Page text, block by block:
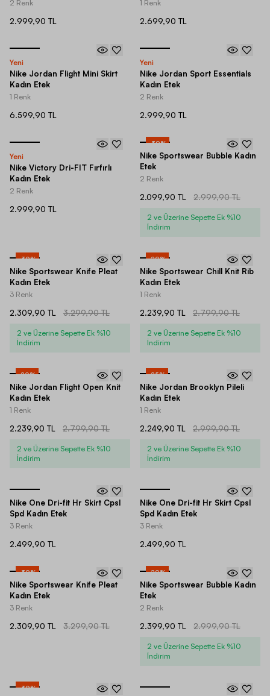
2 Renk
2.999,90 TL
1 Renk
2.699,90 TL
Yeni
Nike Jordan Flight Mini Skirt
Kadın Etek
1 Renk
6.599,90 TL
Yeni
Nike Jordan Sport Essentials
Kadın Etek
2 Renk
2.999,90 TL
Yeni
Nike Victory Dri-FIT Fırfırlı
Kadın Etek
2 Renk
2.999,90 TL
-30%
Nike Sportswear Bubble Kadın
Etek
2 Renk
2.099,90 TL 2.999,90 TL
2 ve Üzerine Sepette Ek %10
İndirim
-30%
Nike Sportswear Knife Pleat
Kadın Etek
3 Renk
2.309,90 TL 3.299,90 TL
2 ve Üzerine Sepette Ek %10
İndirim
-20%
Nike Sportswear Chill Knit Rib
Kadın Etek
1 Renk
2.239,90 TL 2.799,90 TL
2 ve Üzerine Sepette Ek %10
İndirim
-20%
Nike Jordan Flight Open Knit
Kadın Etek
1 Renk
2.239,90 TL 2.799,90 TL
2 ve Üzerine Sepette Ek %10
İndirim
-25%
Nike Jordan Brooklyn Pileli
Kadın Etek
1 Renk
2.249,90 TL 2.999,90 TL
2 ve Üzerine Sepette Ek %10
İndirim
Nike One Dri-fit Hr Skirt Cpsl
Spd Kadın Etek
3 Renk
2.499,90 TL
Nike One Dri-fit Hr Skirt Cpsl
Spd Kadın Etek
3 Renk
2.499,90 TL
-30%
Nike Sportswear Knife Pleat
Kadın Etek
3 Renk
2.309,90 TL 3.299,90 TL
-20%
Nike Sportswear Bubble Kadın
Etek
2 Renk
2.399,90 TL 2.999,90 TL
2 ve Üzerine Sepette Ek %10
İndirim
-30%